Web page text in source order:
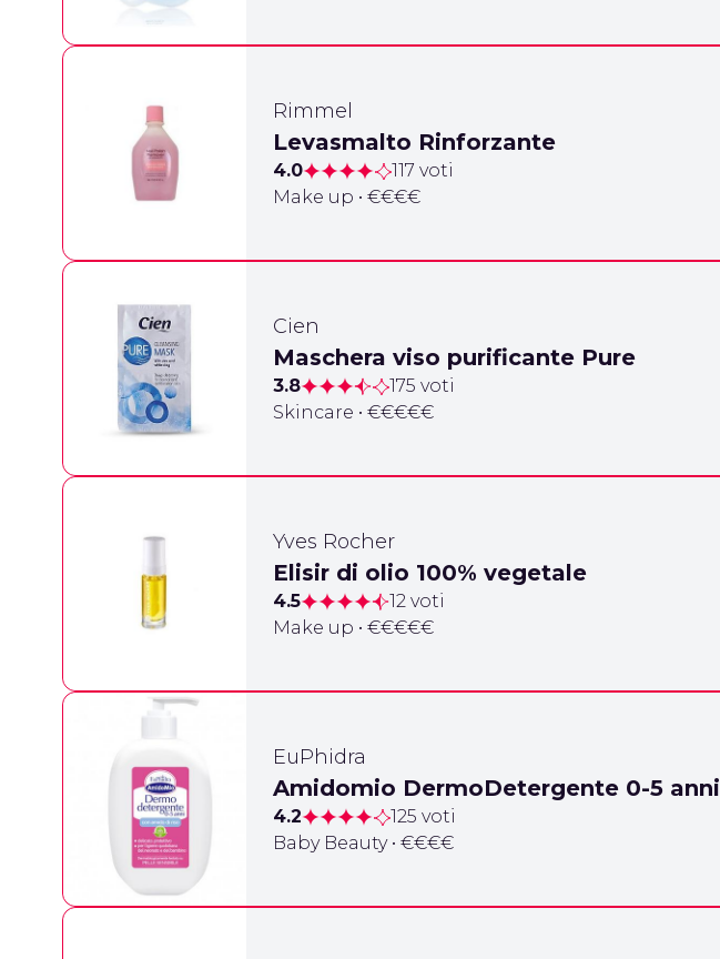
Rimmel
Levasmalto Rinforzante
4.0
117 voti
Make up • €€€€
Cien
Maschera viso purificante Pure
3.8
175 voti
Skincare • €€€€€
Yves Rocher
Elisir di olio 100% vegetale
4.5
12 voti
Make up • €€€€€
EuPhidra
Amidomio DermoDetergente 0-5 anni
4.2
125 voti
Baby Beauty • €€€€